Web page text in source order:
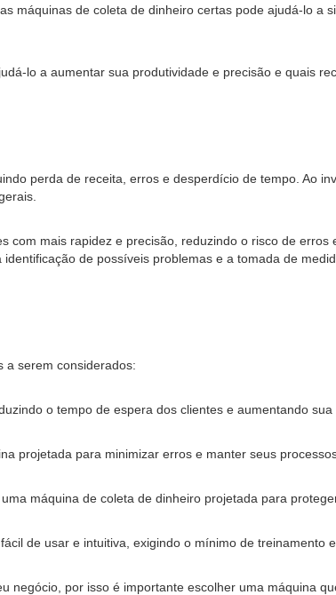
máquinas de coleta de dinheiro certas pode ajudá-lo a
lo a aumentar sua produtividade e precisão e quais
perda de receita, erros e desperdício de tempo. Ao
mais rapidez e precisão, reduzindo o risco de
de possíveis problemas e a tomada de
a serem considerados:
o tempo de espera dos clientes e aumentando sua
projetada para minimizar erros e manter seus
máquina de coleta de dinheiro projetada para
de usar e intuitiva, exigindo o mínimo de treinamento
negócio, por isso é importante escolher uma máquina